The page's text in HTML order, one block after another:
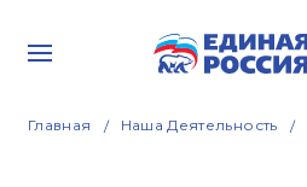
Главная Наша Деятельность